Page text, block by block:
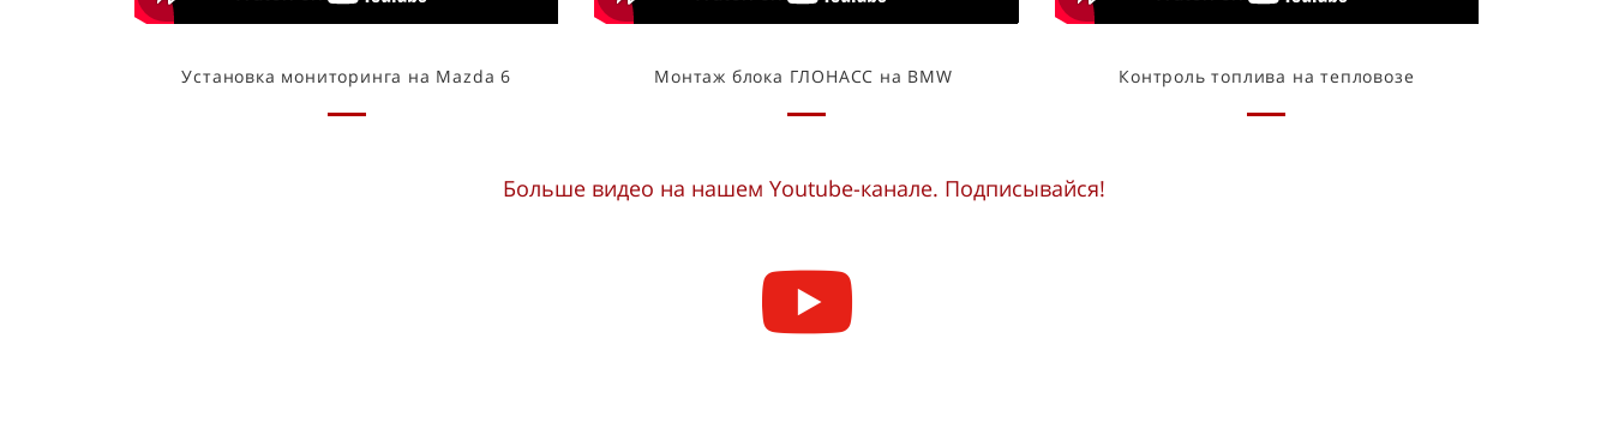
Установка мониторинга на Mazda 6 Монтаж блока ГЛОНАСС на BMW Контроль топлива на тепловозе
Больше видео на нашем Youtube-канале. Подписывайся!